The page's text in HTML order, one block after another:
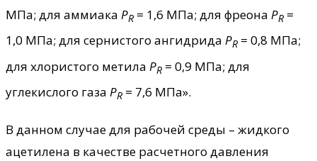
МПа; для аммиака PR = 1,6 МПа; для фреона PR =
1,0 МПа; для сернистого ангидрида PR = 0,8 МПа;
для хлористого метила PR = 0,9 МПа; для
углекислого газа PR = 7,6 МПа».
В данном случае для рабочей среды – жидкого
ацетилена в качестве расчетного давления